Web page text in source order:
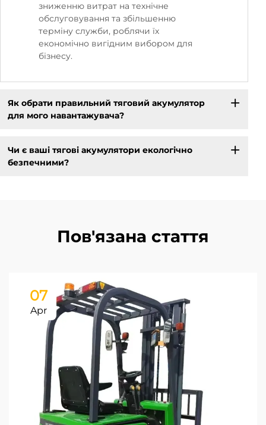
зниженню витрат на технічне
обслуговування та збільшенню
терміну служби, роблячи їх
економічно вигідним вибором для
бізнесу.
Як обрати правильний тяговий акумулятор
для мого навантажувача?
Чи є ваші тягові акумулятори екологічно
безпечними?
Пов'язана стаття
07
Apr